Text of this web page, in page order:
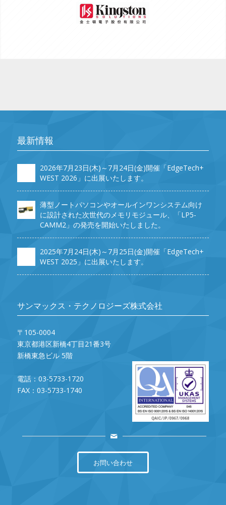
最新情報
2026年7月23日(木)～7月24日(金)開催「EdgeTech+
WEST 2026」に出展いたします。
薄型ノートパソコンやオールインワンシステム向け
に設計された次世代のメモリモジュール、「LP5-
CAMM2」の発売を開始いたしました。
2025年7月24日(木)～7月25日(金)開催「EdgeTech+
WEST 2025」に出展いたします。
サンマックス・テクノロジーズ株式会社
〒105-0004
東京都港区新橋4丁目21番3号
新橋東急ビル 5階
電話：03-5733-1720
FAX：03-5733-1740
お問い合わせ